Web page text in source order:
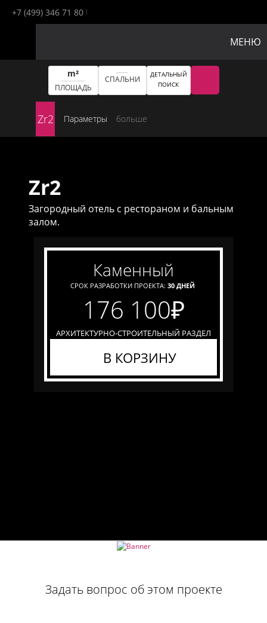
+7 (499) 346 71 80
МЕНЮ
m²
ПЛОЩАДЬ
СПАЛЬНИ
ДЕТАЛЬНЫЙ
ПОИСК
Zr2 Параметры больше
Zr2
Загородный отель с рестораном и бальным
залом.
каменный
СРОК РАЗРАБОТКИ ПРОЕКТА: 30 ДНЕЙ
176 100₽
АРХИТЕКТУРНО-СТРОИТЕЛЬНЫЙ РАЗДЕЛ
В КОРЗИНУ
Задать вопрос об этом проекте